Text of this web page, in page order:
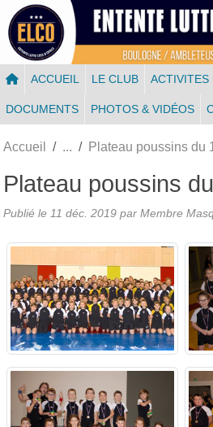
ACCUEIL LE CLUB ACTIVITES
DOCUMENTS PHOTOS & VIDÉOS
Accueil Plateau poussins du
Plateau poussins
Publié le 11 déc. 2019 par Membre
Panneau de gestion des cookies